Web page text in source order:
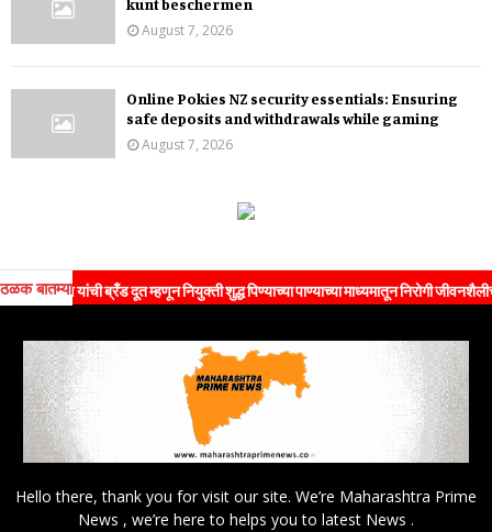
August 7, 2026
Online Pokies NZ security essentials: Ensuring
safe deposits and withdrawals while gaming
August 7, 2026
ठळक बातम्या
यांची ब्रँड दूत म्हणून नियुक्ती शुद्ध पिण्याच्या पाण्याच्या माध्यमातून निरोगी जीवनशैलीचा संदेश
Hello there, thank you for visit our site. We’re Maharashtra Prime
News , we’re here to helps you to latest News .